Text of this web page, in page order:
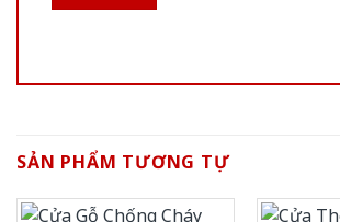
SẢN PHẨM TƯƠNG TỰ